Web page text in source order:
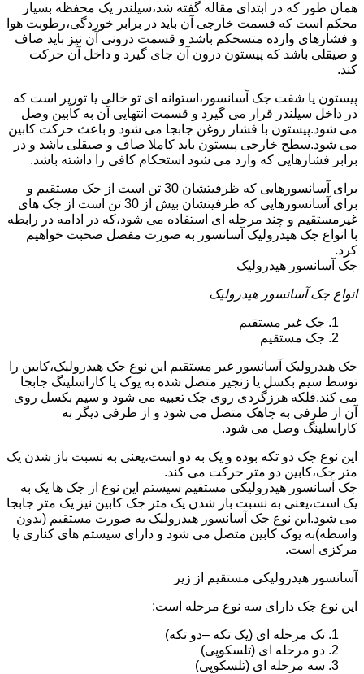
همان طور که در ابتدای مقاله گفته شد،سیلندر یک محفظه بسیار
محکم است که قسمت خارجی آن باید در برابر خوردگی،رطوبت هوا
و فشارهای وارده متسحکم باشد و قسمت درونی آن نیز باید صاف
و صیقلی باشد که پیستون درون آن جای گیرد و داخل آن حرکت
کند.
پیستون یا شفت جک آسانسور،استوانه ای تو خالی یا تورپر است که
در داخل سیلندر قرار می گیرد و قسمت انتهایی آن به کابین وصل
می شود.پیستون با فشار روغن جابجا می شود و باعث حرکت کابین
می شود.سطح خارجی پیستون باید کاملا صاف و صیقلی باشد و در
برابر فشارهایی که وارد می شود استحکام کافی را داشته باشد.
برای آسانسورهایی که ظرفیتشان 30 تن است از جک مستقیم و
برای آسانسورهایی که ظرفیتشان بیش از 30 تن است از جک های
غیرمستقیم و چند مرحله ای استفاده می شود،که در ادامه در رابطه
با انواع جک هیدرولیک آسانسور به صورت مفصل صحبت خواهیم
کرد.
جک آسانسور هیدرولیک
انواع جک آسانسور هیدرولیک
جک غیر مستقیم
جک مستقیم
جک هیدرولیک آسانسور غیر مستقیم این نوع جک هیدرولیک،کابین را
توسط سیم بکسل یا زنجیر متصل شده به یوک یا کاراسلینگ جابجا
می کند.فلکه هرزگردی روی جک تعبیه می شود و سیم بکسل روی
آن از طرفی به چاهک متصل می شود و از طرفی دیگر به
کاراسلینگ وصل می شود.
این نوع جک دو تکه بوده و یک به دو است،یعنی به نسبت باز شدن یک
متر جک،کابین دو متر حرکت می کند.
جک آسانسور هیدرولیکی مستقیم سیستم این نوع از جک ها یک به
یک است،یعنی به نسبت باز شدن یک متر جک کابین نیز یک متر جابجا
می شود.این نوع جک آسانسور هیدرولیک به صورت مستقیم (بدون
واسطه)به یوک کابین متصل می شود و دارای سیستم های کناری یا
مرکزی است.
آسانسور هیدرولیکی مستقیم از زیر
این نوع جک دارای سه نوع مرحله است:
تک مرحله ای (یک تکه –دو تکه)
دو مرحله ای (تلسکوپی)
سه مرحله ای (تلسکوپی)